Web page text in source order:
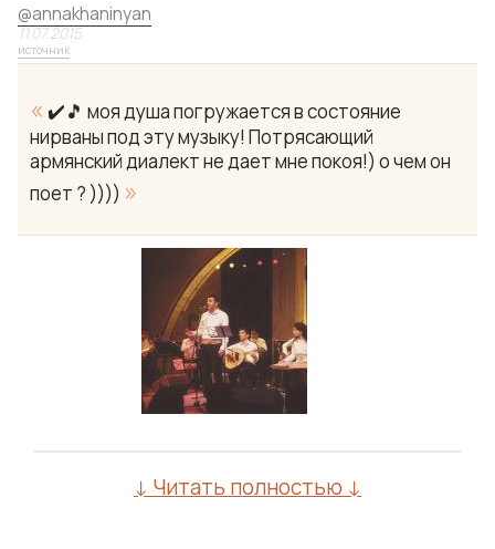
@annakhaninyan
11.07.2015
источник
« ✔️🎵 моя душа погружается в состояние
нирваны под эту музыку! Потрясающий
армянский диалект не дает мне покоя!) о чем он
поет ? )))) »
↓ Читать полностью ↓